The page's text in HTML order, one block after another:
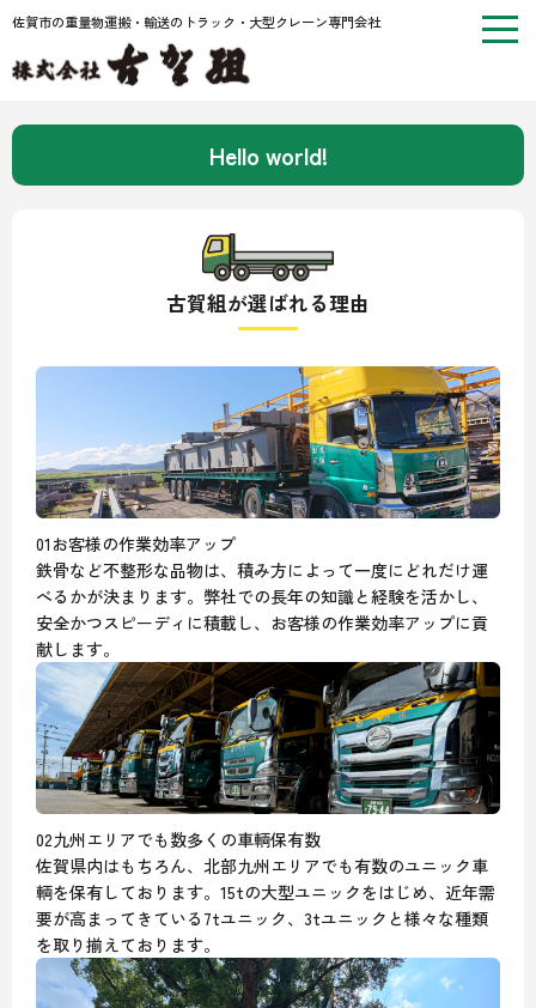
佐賀市の重量物運搬・輸送のトラック・大型クレーン専門会社
Hello world!
古賀組が選ばれる理由
01 お客様の作業効率アップ
鉄骨など不整形な品物は、積み方によって一度にどれだけ運
べるかが決まります。弊社での長年の知識と経験を活かし、
安全かつスピーディに積載し、お客様の作業効率アップに貢
献します。
02九州エリアでも数多くの車輌保有数
佐賀県内はもちろん、北部九州エリアでも有数のユニック車
輌を保有しております。15tの大型ユニックをはじめ、近年需
要が高まってきている7tユニック、3tユニックと様々な種類
を取り揃えております。